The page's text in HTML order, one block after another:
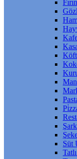
Fırın
Süt
Tatlı